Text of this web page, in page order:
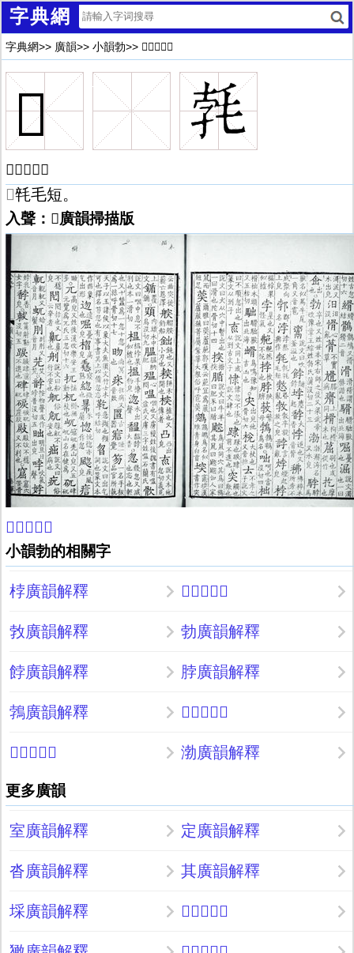
字典網
字典網>> 廣韻>> 小韻勃>> 𣭷廣韻解釋
𣭷
𣭷廣韻解釋
𣭷㲞毛短。
入聲：𣭷廣韻掃描版
𣭷康熙字典
小韻勃的相關字
桲廣韻解釋 𢠜廣韻解釋
㪍廣韻解釋 勃廣韻解釋
餑廣韻解釋 脖廣韻解釋
鵓廣韻解釋 𣭷廣韻解釋
𦸦廣韻解釋 渤廣韻解釋
更多廣韻
室廣韻解釋 定廣韻解釋
沓廣韻解釋 其廣韻解釋
埰廣韻解釋 𦔾廣韻解釋